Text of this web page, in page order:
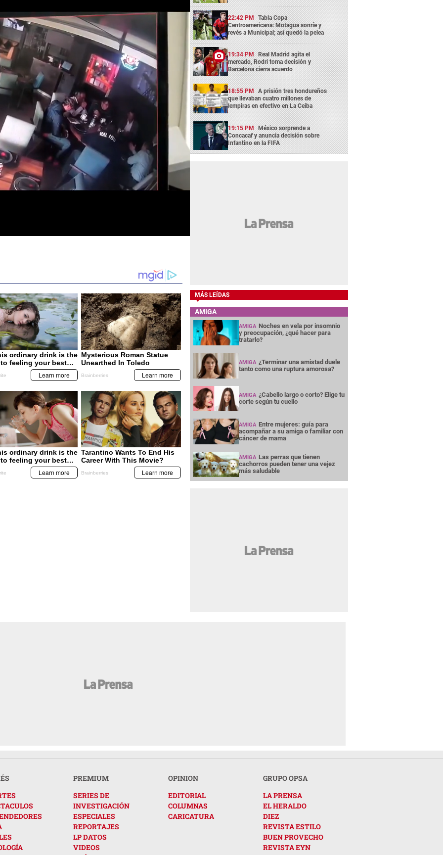
22:42 PM Tabla Copa
Centroamericana: Motagua sonríe y
revés a Municipal; así quedó la pelea
19:34 PM Real Madrid agita el
mercado, Rodri toma decisión y
Barcelona cierra acuerdo
18:55 PM A prisión tres hondureños
que llevaban cuatro millones de
lempiras en efectivo en La Ceiba
19:15 PM México sorprende a
Concacaf y anuncia decisión sobre
Infantino en la FIFA
MÁS LEÍDAS
AMIGA
AMIGA Noches en vela por insomnio
y preocupación, ¿qué hacer para
tratarlo?
AMIGA ¿Terminar una amistad duele
tanto como una ruptura amorosa?
AMIGA ¿Cabello largo o corto? Elige tu
corte según tu cuello
AMIGA Entre mujeres: guía para
acompañar a su amiga o familiar con
cáncer de mama
AMIGA Las perras que tienen
cachorros pueden tener una vejez
más saludable
PREMIUM
SERIES DE
INVESTIGACIÓN
ESPECIALES
REPORTAJES
LP DATOS
VIDEOS
OPINION
EDITORIAL
COLUMNAS
CARICATURA
GRUPO OPSA
LA PRENSA
EL HERALDO
DIEZ
REVISTA ESTILO
BUEN PROVECHO
REVISTA EYN